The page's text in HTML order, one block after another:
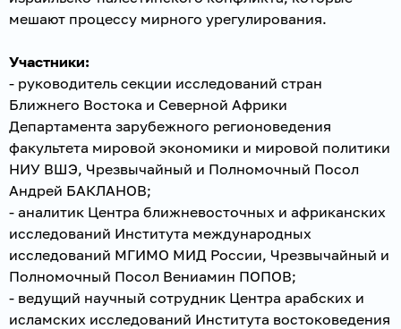
мешают процессу мирного урегулирования.
Участники:
- руководитель секции исследований стран
Ближнего Востока и Северной Африки
Департамента зарубежного регионоведения
факультета мировой экономики и мировой политики
НИУ ВШЭ, Чрезвычайный и Полномочный Посол
Андрей БАКЛАНОВ;
- аналитик Центра ближневосточных и африканских
исследований Института международных
исследований МГИМО МИД России, Чрезвычайный и
Полномочный Посол Вениамин ПОПОВ;
- ведущий научный сотрудник Центра арабских и
исламских исследований Института востоковедения